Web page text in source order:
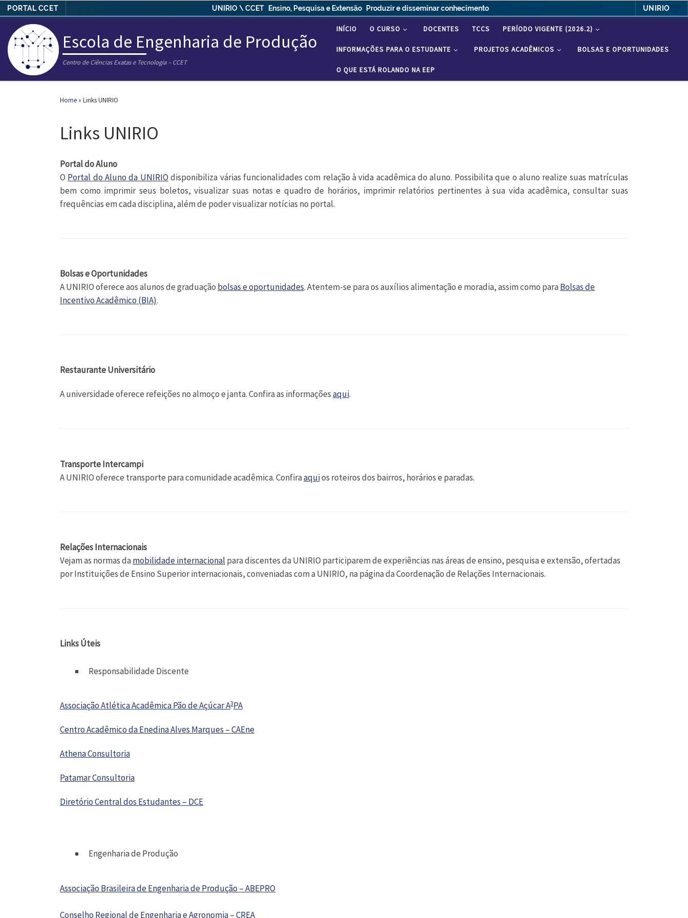
PORTAL CCET UNIRIO \ CCET Ensino, Pesquisa e Extensão Produzir e disseminar conhecimento UNIRIO
Skip to content
Escola de Engenharia de Produção
Centro de Ciências Exatas e Tecnologia – CCET
INÍCIO O CURSO DOCENTES TCCS PERÍODO VIGENTE (2026.2)
INFORMAÇÕES PARA O ESTUDANTE PROJETOS ACADÊMICOS BOLSAS E OPORTUNIDADES
O QUE ESTÁ ROLANDO NA EEP
Home » Links UNIRIO
Links UNIRIO
Portal do Aluno
O Portal do Aluno da UNIRIO disponibiliza várias funcionalidades com relação à vida acadêmica do aluno. Possibilita que o aluno realize suas matrículas
bem como imprimir seus boletos, visualizar suas notas e quadro de horários, imprimir relatórios pertinentes à sua vida acadêmica, consultar suas
frequências em cada disciplina, além de poder visualizar notícias no portal.
Bolsas e Oportunidades
A UNIRIO oferece aos alunos de graduação bolsas e oportunidades. Atentem-se para os auxílios alimentação e moradia, assim como paraBolsas de
Incentivo Acadêmico (BIA).
Restaurante Universitário
A universidade oferece refeições no almoço e janta. Confira as informaçõesaqui.
Transporte Intercampi
A UNIRIO oferece transporte para comunidade acadêmica. Confiraaquios roteiros dos bairros, horários e paradas.
Relações Internacionais
Vejam as normas damobilidade internacional para discentes da UNIRIO participarem de experiências nas áreas de ensino, pesquisa e extensão, ofertadas
por Instituições de Ensino Superior internacionais, conveniadas com a UNIRIO, na página da Coordenação de Relações Internacionais.
Links Úteis
Responsabilidade Discente
Associação Atlética Acadêmica Pão de Açúcar A3PA
Centro Acadêmico da Enedina Alves Marques – CAEne
Athena Consultoria
Patamar Consultoria
Diretório Central dos Estudantes – DCE
Engenharia de Produção
Associação Brasileira de Engenharia de Produção – ABEPRO
Conselho Regional de Engenharia e Agronomia – CREA